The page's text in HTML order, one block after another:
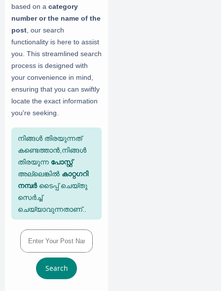
based on a category
number or the name of the
post, our search
functionality is here to assist
you. This streamlined search
process is designed with
your convenience in mind,
ensuring that you can swiftly
locate the exact information
you're seeking.
നിങ്ങൾ തിരയുന്നത്
കണ്ടെത്താൻ,നിങ്ങൾ
തിരയുന്ന പോസ്റ്റ്
അല്ലെങ്കിൽ കാറ്റഗറി
നമ്പർടൈപ്പ് ചെയ്തു
സെർച്ച്
ചെയ്യാവുന്നതാണ്..
Search